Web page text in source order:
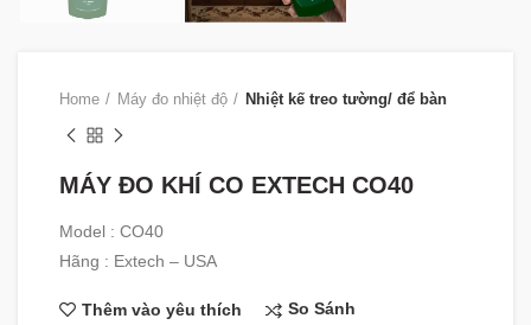
Home Máy đo nhiệt độ Nhiệt kế treo tường/ để bàn
MÁY ĐO KHÍ CO EXTECH CO40
Model : CO40
Hãng : Extech – USA
Thêm vào yêu thích So Sánh